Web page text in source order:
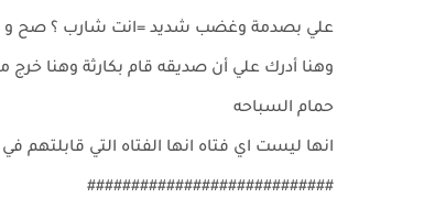
علي بصدمة وغضب شديد =انت شارب ؟ صح و كمان
وهنا أدرك علي أن صديقه قام بكارثة وهنا خرج
حمام السباحه
انها ليست اي فتاه انها الفتاه التي قابلتهم
############################